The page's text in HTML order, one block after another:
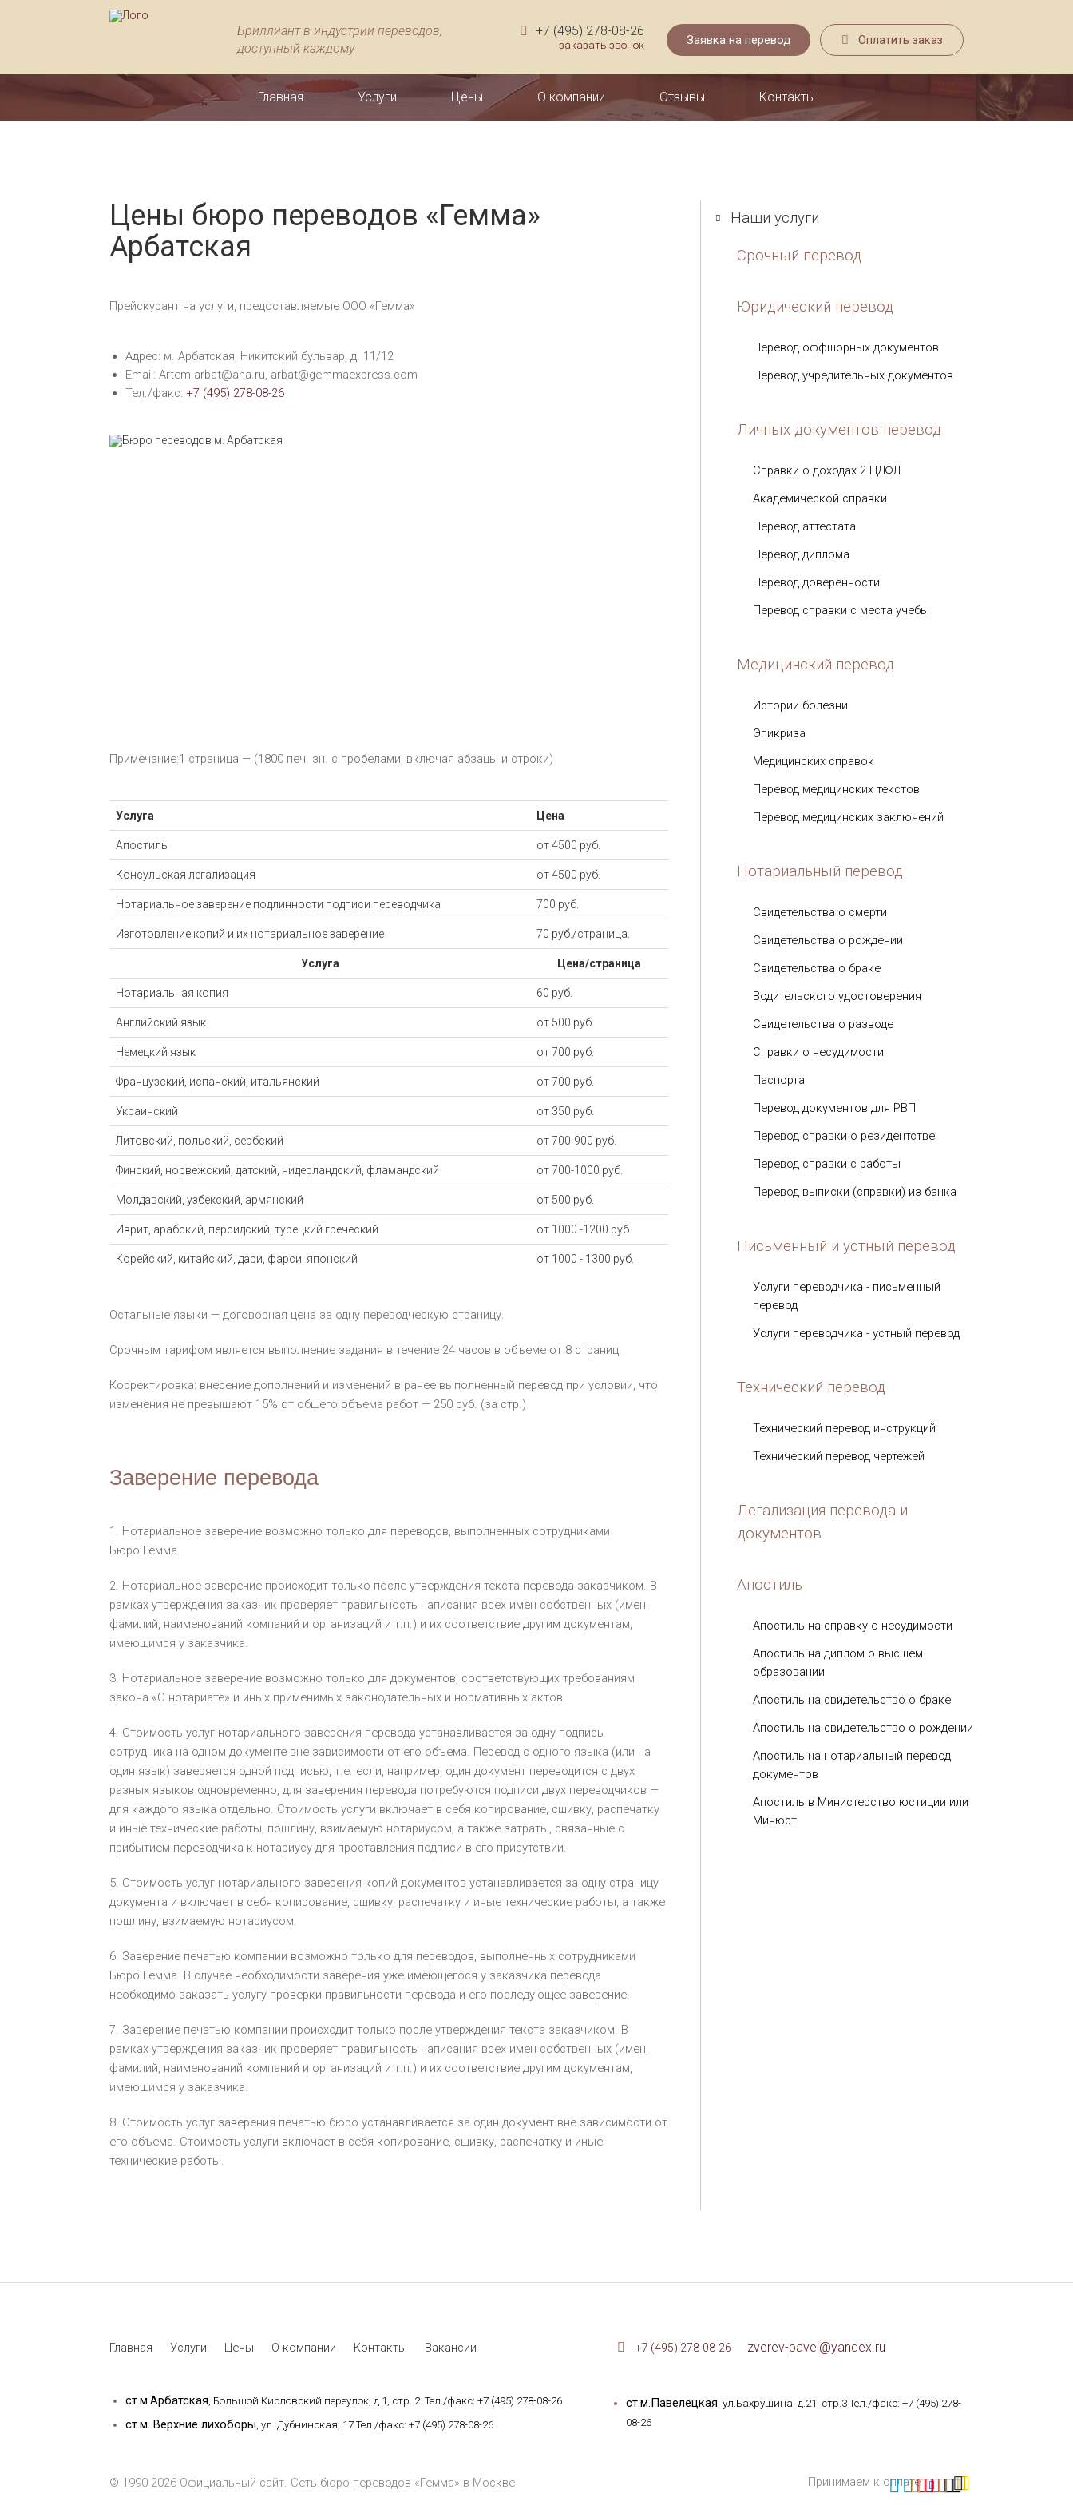
Бриллиант в индустрии переводов,
доступный каждому
+7 (495) 278-08-26
заказать звонок Заявка на перевод Оплатить заказ
Главная Услуги Цены О компании Отзывы Контакты
Цены бюро переводов «Гемма»
Арбатская
Прейскурант на услуги, предоставляемые ООО «Гемма»
Адрес: м. Арбатская, Никитский бульвар, д. 11/12
Email: Artem-arbat@aha.ru, arbat@gemmaexpress.com
Тел./факс: +7 (495) 278-08-26
Примечание:1 страница — (1800 печ. зн. с пробелами, включая абзацы и строки)
Услуга Цена
Апостиль от 4500 руб.
Консульская легализация от 4500 руб.
Нотариальное заверение подлинности подписи переводчика 700 руб.
Изготовление копий и их нотариальное заверение 70 руб./страница.
Услуга Цена/страница
Нотариальная копия 60 руб.
Английский язык от 500 руб.
Немецкий язык от 700 руб.
Французский, испанский, итальянский от 700 руб.
Украинский от 350 руб.
Литовский, польский, сербский от 700-900 руб.
Финский, норвежский, датский, нидерландский, фламандский от 700-1000 руб.
Молдавский, узбекский, армянский от 500 руб.
Иврит, арабский, персидский, турецкий греческий от 1000 -1200 руб.
Корейский, китайский, дари, фарси, японский от 1000 - 1300 руб.
Остальные языки — договорная цена за одну переводческую страницу.
Срочным тарифом является выполнение задания в течение 24 часов в объеме oт 8 страниц.
Корректировка: внесение дополнений и изменений в ранее выполненный перевод при условии, что
изменения не превышают 15% от общего объема работ — 250 руб. (за стр.)
Заверение перевода
1. Нотариальное заверение возможно только для переводов, выполненных сотрудниками
Бюро Гемма.
2. Нотариальное заверение происходит только после утверждения текста перевода заказчиком. В
рамках утверждения заказчик проверяет правильность написания всех имен собственных (имен,
фамилий, наименований компаний и организаций и т.п.) и их соответствие другим документам,
имеющимся у заказчика.
3. Нотариальное заверение возможно только для документов, соответствующих требованиям
закона «О нотариате» и иных применимых законодательных и нормативных актов.
4. Стоимость услуг нотариального заверения перевода устанавливается за одну подпись
сотрудника на одном документе вне зависимости от его объема. Перевод с одного языка (или на
один язык) заверяется одной подписью, т.е. если, например, один документ переводится с двух
разных языков одновременно, для заверения перевода потребуются подписи двух переводчиков —
для каждого языка отдельно. Стоимость услуги включает в себя копирование, сшивку, распечатку
и иные технические работы, пошлину, взимаемую нотариусом, а также затраты, связанные с
прибытием переводчика к нотариусу для проставления подписи в его присутствии.
5. Стоимость услуг нотариального заверения копий документов устанавливается за одну страницу
документа и включает в себя копирование, сшивку, распечатку и иные технические работы, а также
пошлину, взимаемую нотариусом.
6. Заверение печатью компании возможно только для переводов, выполненных сотрудниками
Бюро Гемма. В случае необходимости заверения уже имеющегося у заказчика перевода
необходимо заказать услугу проверки правильности перевода и его последующее заверение.
7. Заверение печатью компании происходит только после утверждения текста заказчиком. В
рамках утверждения заказчик проверяет правильность написания всех имен собственных (имен,
фамилий, наименований компаний и организаций и т.п.) и их соответствие другим документам,
имеющимся у заказчика.
8. Стоимость услуг заверения печатью бюро устанавливается за один документ вне зависимости от
его объема. Стоимость услуги включает в себя копирование, сшивку, распечатку и иные
технические работы.
Наши услуги
Срочный перевод
Юридический перевод
Перевод оффшорных документов
Перевод учредительных документов
Личных документов перевод
Справки о доходах 2 НДФЛ
Академической справки
Перевод аттестата
Перевод диплома
Перевод доверенности
Перевод справки с места учебы
Медицинский перевод
Истории болезни
Эпикриза
Медицинских справок
Перевод медицинских текстов
Перевод медицинских заключений
Нотариальный перевод
Свидетельства о смерти
Свидетельства о рождении
Свидетельства о браке
Водительского удостоверения
Свидетельства о разводе
Справки о несудимости
Паспорта
Перевод документов для РВП
Перевод справки о резидентстве
Перевод справки с работы
Перевод выписки (справки) из банка
Письменный и устный перевод
Услуги переводчика - письменный
перевод
Услуги переводчика - устный перевод
Технический перевод
Технический перевод инструкций
Технический перевод чертежей
Легализация перевода и
документов
Апостиль
Апостиль на справку о несудимости
Апостиль на диплом о высшем
образовании
Апостиль на свидетельство о браке
Апостиль на свидетельство о рождении
Апостиль на нотариальный перевод
документов
Апостиль в Министерство юстиции или
Минюст
Главная Услуги Цены О компании Контакты Вакансии
ст.м.Арбатская, Большой Кисловский переулок, д.1, стр. 2. Тел./факс: +7 (495) 278-08-26
ст.м. Верхние лихоборы, ул. Дубнинская, 17 Тел./факс: +7 (495) 278-08-26
© 1990-2026 Официальный сайт. Сеть бюро переводов «Гемма» в Москве
+7 (495) 278-08-26 zverev-pavel@yandex.ru
ст.м.Павелецкая , ул.Бахрушина, д.21, стр.3 Тел./факс:+7 (495) 278-
08-26
Принимаем к оплате